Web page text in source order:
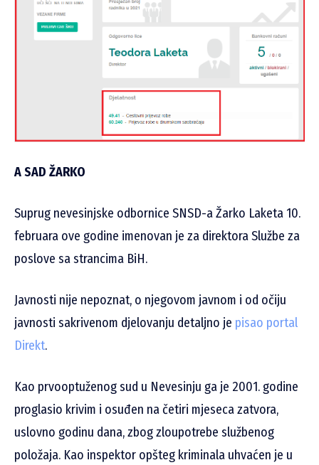
A SAD ŽARKO
Suprug nevesinjske odbornice SNSD-a Žarko Laketa 10.
februara ove godine imenovan je za direktora Službe za
poslove sa strancima BiH.
Javnosti nije nepoznat, o njegovom javnom i od očiju
javnosti sakrivenom djelovanju detaljno je pisao portal
Direkt.
Kao prvooptuženog sud u Nevesinju ga je 2001. godine
proglasio krivim i osuđen na četiri mjeseca zatvora,
uslovno godinu dana, zbog zloupotrebe službenog
položaja. Kao inspektor opšteg kriminala uhvaćen je u